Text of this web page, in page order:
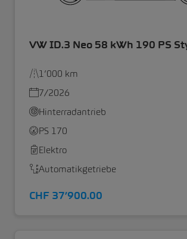
VW ID.3 Neo 58 kWh 190 PS
1’000 km
7/2026
Hinterradantrieb
PS 170
Elektro
Automatikgetriebe
CHF 37’900.00